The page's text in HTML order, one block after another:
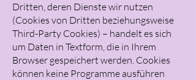
Dritten, deren Dienste wir nutzen
(Cookies von Dritten beziehungsweise
Third-Party Cookies) – handelt es sich
um Daten in Textform, die in Ihrem
Browser gespeichert werden. Cookies
können keine Programme ausführen